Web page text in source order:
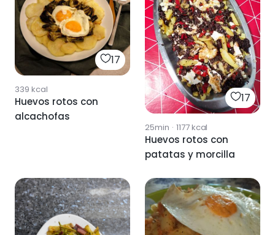
17
339 kcal
Huevos rotos con
alcachofas
17
25min · 1177kcal
Huevos rotos con
patatas y morcilla